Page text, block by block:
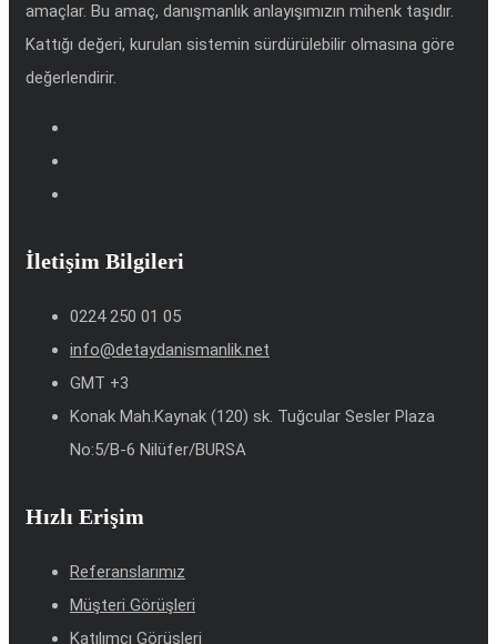
amaçlar. Bu amaç, danışmanlık anlayışımızın mihenk taşıdır.
Kattığı değeri, kurulan sistemin sürdürülebilir olmasına göre
değerlendirir.
İletişim Bilgileri
0224 250 01 05
info@detaydanismanlik.net
GMT +3
Konak Mah.Kaynak (120) sk. Tuğcular Sesler Plaza
No:5/B-6 Nilüfer/BURSA
Hızlı Erişim
Referanslarımız
Müşteri Görüşleri
Katılımcı Görüşleri